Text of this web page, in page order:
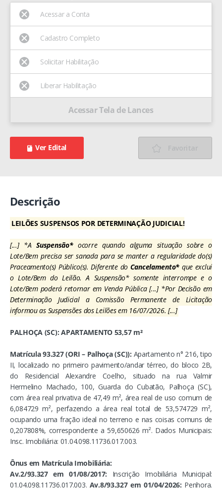
Acessar a Conta
Cadastro Completo
Solicitar Habilitação
Liberar Habilitação
Acessar Tela de Lances
Ver Edital Favoritar
Descrição
LEILÕES SUSPENSOS POR DETERMINAÇÃO JUDICIAL!
[...] *ASuspensão*ocorre quando alguma situação sobre o
Lote/Bem precisa ser sanada para se manter a regularidade do(s)
Praceamento(s) Público(s). Diferente do Cancelamento* que exclui
o Lote/Bem do Leilão. A Suspensão* somente interrompe e o
Lote/Bem poderá retornar em Venda Pública [...] *Por Decisão em
Determinação Judicial a Comissão Permanente de Licitação
informou as Suspensões dos Leilões em 16/07/2026. [...]
PALHOÇA (SC): APARTAMENTO 53,57 m²
Matrícula 93.327 (ORI – Palhoça (SC)): Apartamento n° 216, tipo
II, localizado no primeiro pavimento/andar térreo, do bloco 2B,
do Residencial Alexandre Coelho, situado na rua Valmir
Hermelino Machado, 100, Guarda do Cubatão, Palhoça (SC),
com área real privativa de 47,49 m², área real de uso comum de
6,084729 m², perfazendo a área real total de 53,574729 m²,
ocupando uma fração ideal no terreno e nas coisas comuns de
0,207808%, correspondente a 59,650626 m². Dados Municipais:
Insc. Imobiliária: 01.04.098.11736.017.003.
Ônus em Matrícula Imobiliária:
Av.2/93.327 em 01/08/2017: Inscrição Imobiliária Municipal:
01.04.098.11736.017.003. Av.8/93.327 em 01/04/2026: Penhora.